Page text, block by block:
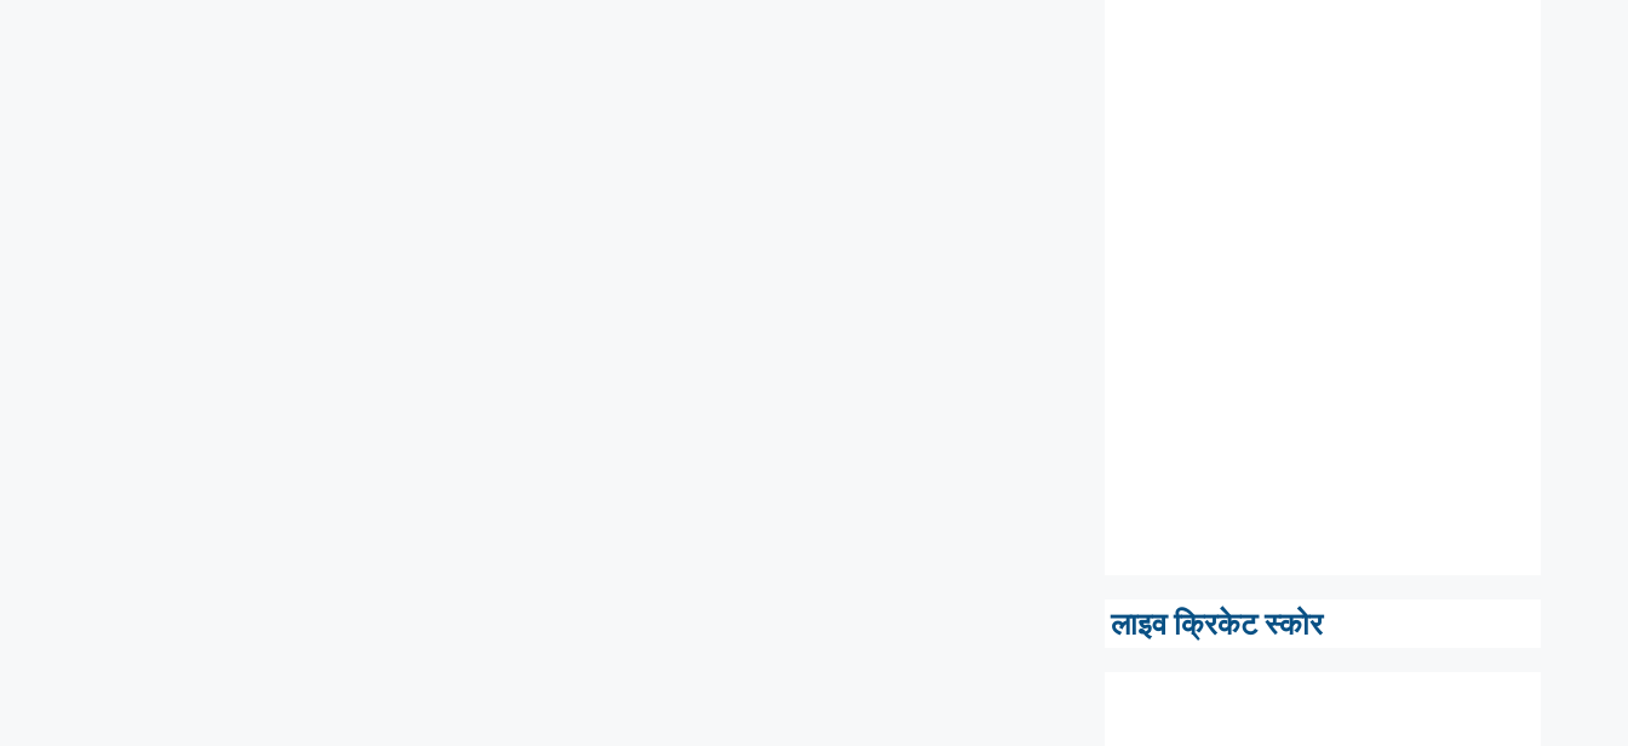
लाइव क्रिकेट स्कोर